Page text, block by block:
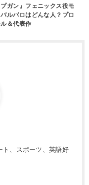
プガン』フェニックス役モ
ルバロはどんな人？プロ
＆代表作
ト、スポーツ、英語好